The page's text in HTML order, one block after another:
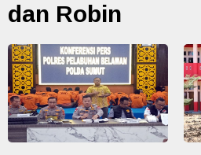
dan Robin